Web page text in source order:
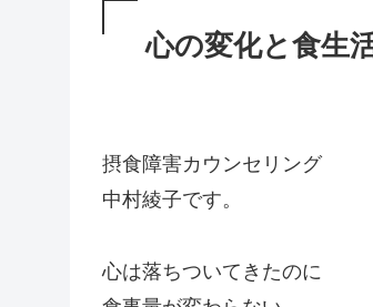
心の変化と食生
摂食障害カウンセリング
中村綾子です。
心は落ちついてきたのに